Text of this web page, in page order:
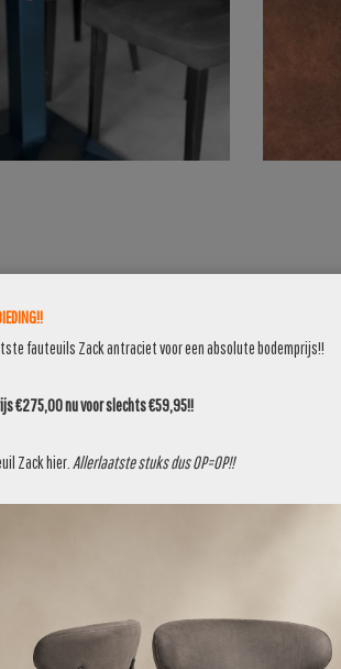
fauteuils Zack antraciet voor een absolute bodemprijs!!
€275,00 nu voor slechts €59,95!!
Zackhier Allerlaatste stuks dus OP=OP!!